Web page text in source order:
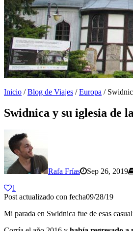
Inicio /Blog de Viajes /Europa /
Swidnica y su iglesia de
Rafa Frías Sep 26, 2019
1
Post actualizado con fecha09/28/19
Mi parada en Swidnica fue de esas